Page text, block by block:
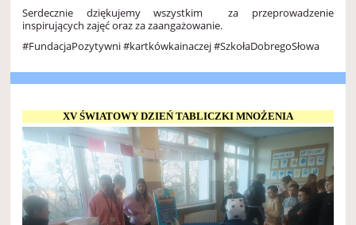
Serdecznie dziękujemy wszystkim za przeprowadzenie
inspirujących zajęć oraz za zaangażowanie.
#FundacjaPozytywni #kartkówkainaczej #SzkołaDobregoSłowa
XV ŚWIATOWY DZIEŃ TABLICZKI MNOŻENIA